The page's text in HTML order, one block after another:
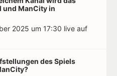
und ManCity in
2025 um 17:30 live auf
des Spiels